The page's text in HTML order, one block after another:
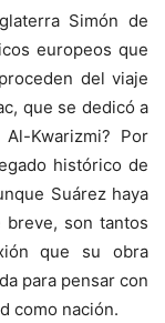
Simón de
europeos que
del viaje
que se dedicó a
Kwarizmi? Por
histórico de
Suárez haya
breve, son tantos
que su obra
para pensar con
como nación.